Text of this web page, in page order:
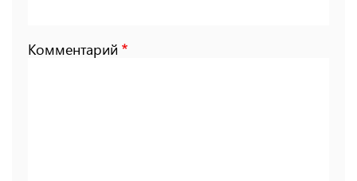
Комментарий